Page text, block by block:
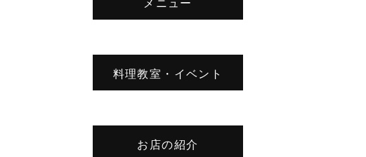
料理教室・イベント
お店の紹介